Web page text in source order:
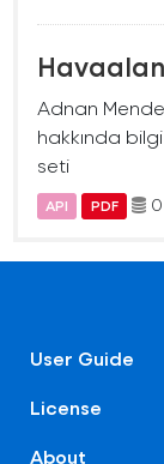
Adnan
hakkında
seti
API PDF 0
User Guide
License
About